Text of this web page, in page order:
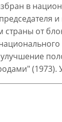
в
от
(1973).